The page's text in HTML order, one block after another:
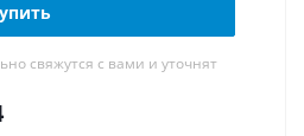
свяжутся с вами и уточнят